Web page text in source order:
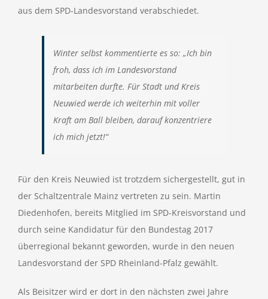
aus dem SPD-Landesvorstand verabschiedet.
Winter selbst kommentierte es so: „Ich bin
froh, dass ich im Landesvorstand
mitarbeiten durfte. Für Stadt und Kreis
Neuwied werde ich weiterhin mit voller
Kraft am Ball bleiben, darauf konzentriere
ich mich jetzt!“
Für den Kreis Neuwied ist trotzdem sichergestellt, gut in
der Schaltzentrale Mainz vertreten zu sein. Martin
Diedenhofen, bereits Mitglied im SPD-Kreisvorstand und
durch seine Kandidatur für den Bundestag 2017
überregional bekannt geworden, wurde in den neuen
Landesvorstand der SPD Rheinland-Pfalz gewählt.
Als Beisitzer wird er dort in den nächsten zwei Jahre